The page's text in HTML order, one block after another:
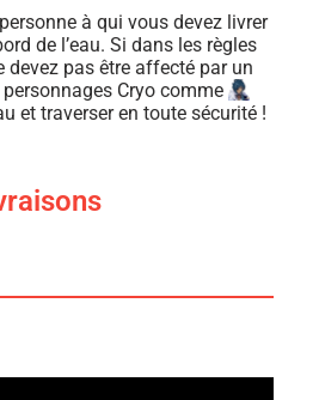
à qui vous devez livrer
de l’eau. Si dans les règles
pas être affecté par un
Cryo comme
et traverser en toute sécurité !